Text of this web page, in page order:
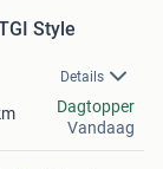
Style
Details
Dagtopper
Vandaag